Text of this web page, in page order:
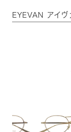
EYEVAN アイヴ